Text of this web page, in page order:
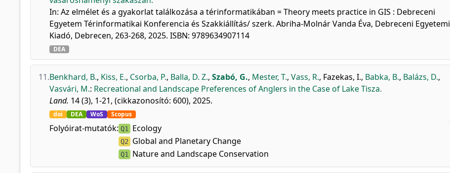
In: Az elmélet és a gyakorlat találkozása a térinformatikában = Theory meets practice in GIS : Debreceni
Egyetem Térinformatikai Konferencia és Szakkiállítás/ szerk. Abriha-Molnár Vanda Éva, Debreceni Egyetemi
Kiadó, Debrecen, 263-268, 2025. ISBN: 9789634907114
DEA
11.Benkhard, B., Kiss, E., Csorba, P., Balla, D. Z., Szabó, G., Mester, T., Vass, R., Fazekas, I., Babka, B., Balázs, D.,
Vasvári, M.: Recreational and Landscape Preferences of Anglers in the Case of Lake Tisza.
Land. 14 (3), 1-21, (cikkazonosító: 600), 2025.
doi DEA WoS Scopus
Folyóirat-mutatók: Q1 Ecology
Q2 Global and Planetary Change
Q1 Nature and Landscape Conservation